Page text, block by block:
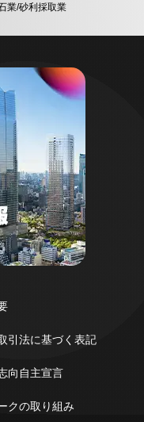
業/砂利採取業
引法に基づく表記
向自主宣言
クの取り組み